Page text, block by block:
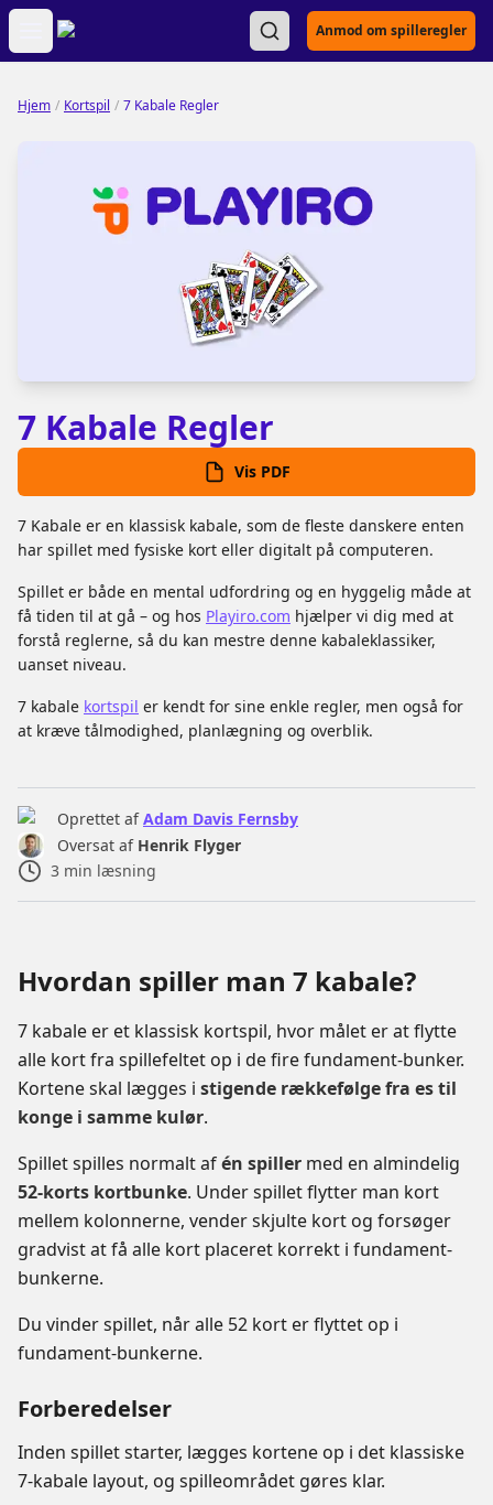
Open main menu Anmod om spilleregler
Hjem / Kortspil / 7 Kabale Regler
7 Kabale Regler
Vis PDF
7 Kabale er en klassisk kabale, som de fleste danskere enten
har spillet med fysiske kort eller digitalt på computeren.
Spillet er både en mental udfordring og en hyggelig måde at
få tiden til at gå – og hos Playiro.com hjælper vi dig med at
forstå reglerne, så du kan mestre denne kabaleklassiker,
uanset niveau.
7 kabale kortspil er kendt for sine enkle regler, men også for
at kræve tålmodighed, planlægning og overblik.
Oprettet af Adam Davis Fernsby
Oversat af Henrik Flyger
3 min læsning
Hvordan spiller man 7 kabale?
7 kabale er et klassisk kortspil, hvor målet er at flytte
alle kort fra spillefeltet op i de fire fundament-bunker.
Kortene skal lægges i stigende rækkefølge fra es til
konge i samme kulør.
Spillet spilles normalt afén spiller med en almindelig
52-korts kortbunke. Under spillet flytter man kort
mellem kolonnerne, vender skjulte kort og forsøger
gradvist at få alle kort placeret korrekt i fundament-
bunkerne.
Du vinder spillet, når alle 52 kort er flyttet op i
fundament-bunkerne.
Forberedelser
Inden spillet starter, lægges kortene op i det klassiske
7-kabale layout, og spilleområdet gøres klar.